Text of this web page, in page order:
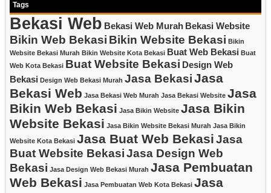
Tags
Bekasi Web Bekasi Web Murah Bekasi Website
Bikin Web Bekasi Bikin Website Bekasi Bikin
Website Bekasi Murah Bikin Website Kota Bekasi Buat Web Bekasi Buat
Web Kota Bekasi Buat Website Bekasi Design Web
Bekasi Design Web Bekasi Murah Jasa BekasiJasa
Bekasi Web Jasa Bekasi Web Murah Jasa Bekasi Website Jasa
Bikin Web Bekasi Jasa Bikin Website Jasa Bikin
Website Bekasi Jasa Bikin Website Bekasi Murah Jasa Bikin
Website Kota Bekasi Jasa Buat Web BekasiJasa
Buat Website BekasiJasa Design Web
Bekasi Jasa Design Web Bekasi Murah Jasa Pembuatan
Web Bekasi Jasa Pembuatan Web Kota Bekasi Jasa